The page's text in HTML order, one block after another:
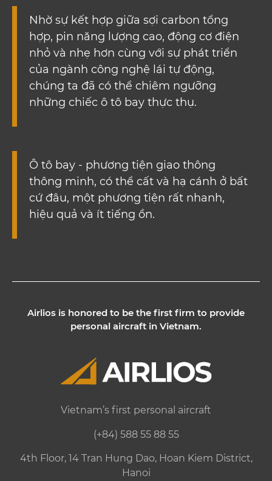
Nhờ sự kết hợp giữa sợi carbon tổng
hợp, pin năng lượng cao, động cơ điện
nhỏ và nhẹ hơn cùng với sự phát triển
của ngành công nghệ lái tự động,
chúng ta đã có thể chiêm ngưỡng
những chiếc ô tô bay thực thụ.
Ô tô bay - phương tiện giao thông
thông minh, có thể cất và hạ cánh ở bất
cứ đâu, một phương tiện rất nhanh,
hiệu quả và ít tiếng ồn.
Airlios is honored to be the first firm to provide
personal aircraft in Vietnam.
Vietnam’s first personal aircraft
(+84) 588 55 88 55
4th Floor, 14 Tran Hung Dao, Hoan Kiem District,
Hanoi